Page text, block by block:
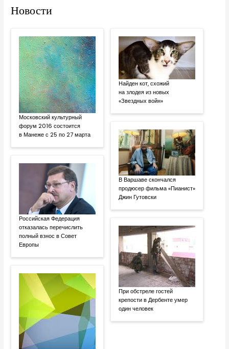
Новости
Московский культурный
форум 2016 состоится
в Манеже с 25 по 27 марта
Российская Федерация
отказалась перечислить
полный взнос в Совет
Европы
Найден кот, схожий
на злодея из новых
«Звездных войн»
В Варшаве скончался
продюсер фильма «Пианист»
Джин Гутовски
При обстреле гостей
крепости в Дербенте умер
один человек